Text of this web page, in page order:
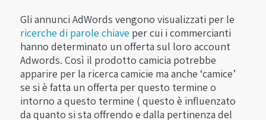
Gli annunci AdWords vengono visualizzati per le
ricerche di parole chiave per cui i commercianti
hanno determinato un offerta sul loro account
Adwords. Così il prodotto camicia potrebbe
apparire per la ricerca camicie ma anche ‘camice’
se si è fatta un offerta per questo termine o
intorno a questo termine ( questo è influenzato
da quanto si sta offrendo e dalla pertinenza del